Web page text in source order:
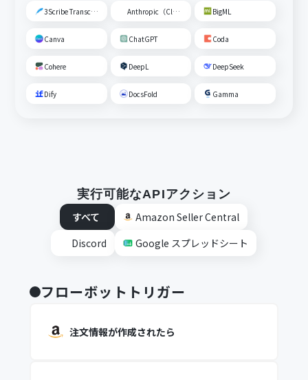
3Scribe Transcription Anthropic（Claude） BigML
Canva ChatGPT Coda
Cohere DeepL DeepSeek
Dify DocsFold Gamma
実行可能なAPIアクション
すべて
Amazon Seller Central
Discord
Google スプレッドシート
フローボットトリガー
注文情報が作成されたら